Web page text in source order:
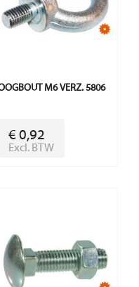
M6 VERZ. 5806
€ 0,92
Excl. BTW